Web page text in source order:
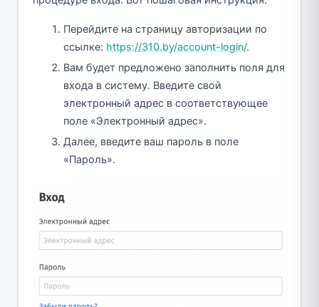
Перейдите на страницу авторизации по
ссылке: https://310.by/account-login/.
Вам будет предложено заполнить поля для
входа в систему. Введите свой
электронный адрес в соответствующее
поле «Электронный адрес».
Далее, введите ваш пароль в поле
«Пароль».